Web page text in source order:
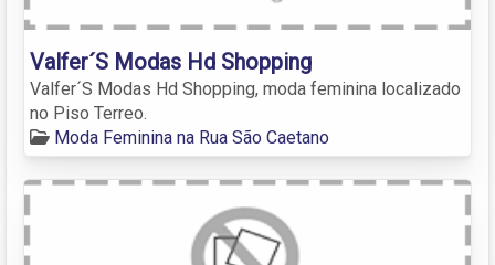
Valfer´S Modas Hd Shopping
Valfer´S Modas Hd Shopping, moda feminina localizado
no Piso Terreo.
Moda Feminina na Rua São Caetano